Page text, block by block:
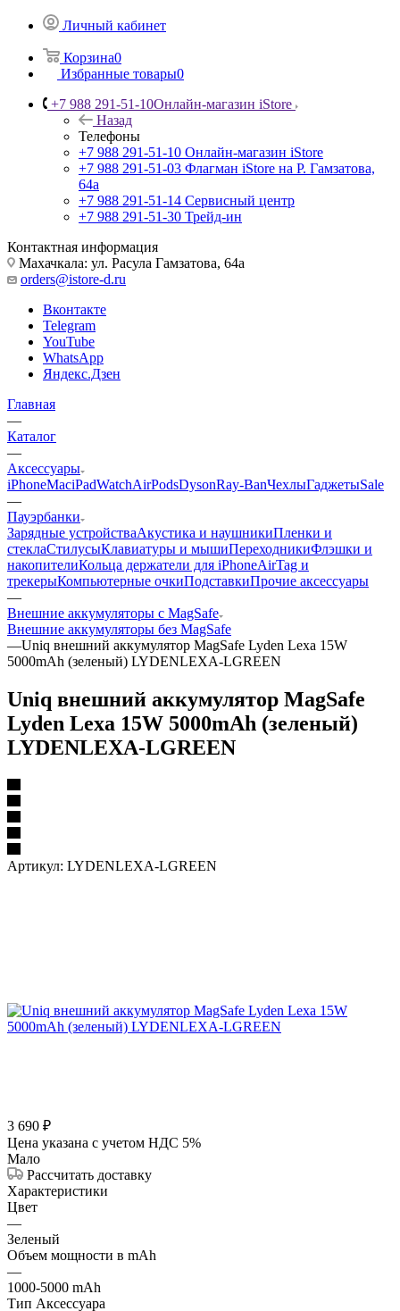
Личный кабинет
Корзина0
Избранные товары0
+7 988 291-51-10Онлайн-магазин iStore
Назад
Телефоны
+7 988 291-51-10 Онлайн-магазин iStore
+7 988 291-51-03 Флагман iStore на Р. Гамзатова,
64а
+7 988 291-51-14 Сервисный центр
+7 988 291-51-30 Трейд-ин
Контактная информация
Махачкала: ул. Расула Гамзатова, 64а
orders@istore-d.ru
Вконтакте
Telegram
YouTube
WhatsApp
Яндекс.Дзен
Главная
—
Каталог
—
Аксессуары
iPhoneMaciPadWatchAirPodsDysonRay-BanЧехлыГаджетыSale
—
Пауэрбанки
Зарядные устройстваАкустика и наушникиПленки и
стеклаСтилусыКлавиатуры и мышиПереходникиФлэшки и
накопителиКольца держатели для iPhoneAirTag и
трекерыКомпьютерные очкиПодставкиПрочие аксессуары
—
Внешние аккумуляторы с MagSafe
Внешние аккумуляторы без MagSafe
—Uniq внешний аккумулятор MagSafe Lyden Lexa 15W
5000mAh (зеленый) LYDENLEXA-LGREEN
Uniq внешний аккумулятор MagSafe
Lyden Lexa 15W 5000mAh (зеленый)
LYDENLEXA-LGREEN
Артикул: LYDENLEXA-LGREEN
3 690 ₽
Цена указана с учетом НДС 5%
Мало
Рассчитать доставку
Характеристики
Цвет
—
Зеленый
Объем мощности в mAh
—
1000-5000 mAh
Тип Аксессуара